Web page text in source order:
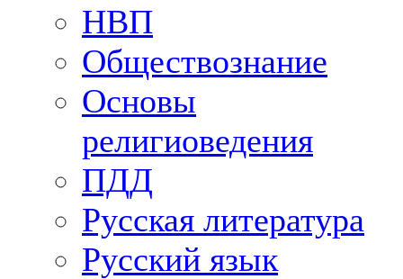
НВП
Обществознание
Основы
религиоведения
ПДД
Русская литература
Русский язык